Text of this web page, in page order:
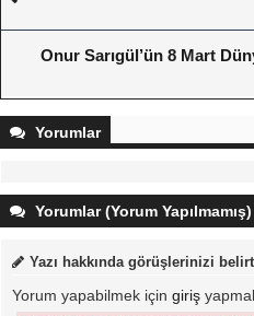
Onur Sarıgül’ün 8 Mart
Yorumlar
Yorumlar (Yorum Yapılmamış)
Yazı hakkında görüşlerinizi
Yorum yapabilmek için giriş